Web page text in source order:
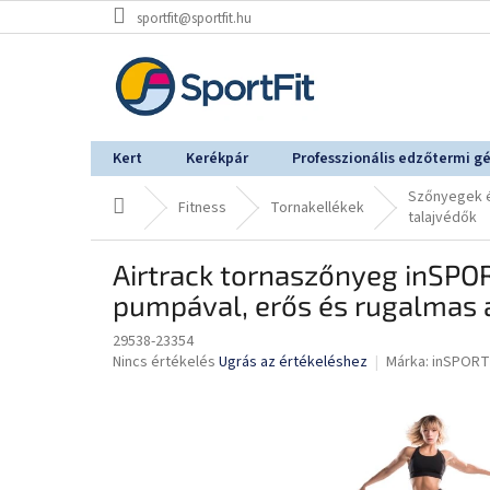
a
sportfit@sportfit.hu
Kert Kerékpár Professzionális edzőtermi
KezdőlapFitness Tornakellékek
Szőnyegek
talajvédők
Airtrack tornaszőnyeg
pumpával, erős és
29538-23354
A
Nincs értékelés Ugrás az értékeléshez Márka: